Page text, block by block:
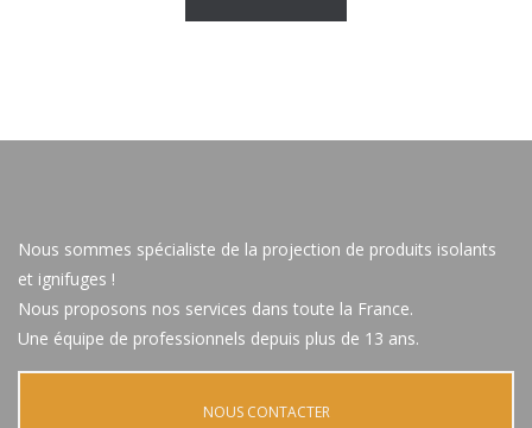
Nous sommes spécialiste de la projection de produits isolants
et ignifuges !
Nous proposons nos services dans toute la France.
Une équipe de professionnels depuis plus de 13 ans.
NOUS CONTACTER